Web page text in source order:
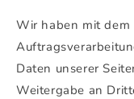
Wir haben mit dem
Daten unserer
Weitergabe an